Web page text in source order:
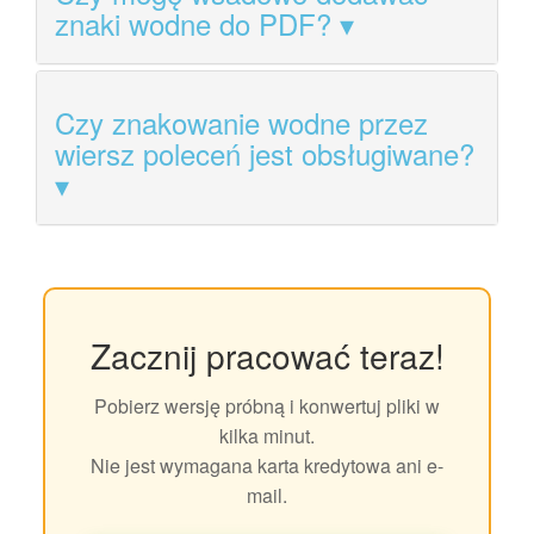
znaki wodne do PDF?
Czy znakowanie wodne przez
wiersz poleceń jest obsługiwane?
Zacznij pracować teraz!
Pobierz wersję próbną i konwertuj pliki w
kilka minut.
Nie jest wymagana karta kredytowa ani e-
mail.